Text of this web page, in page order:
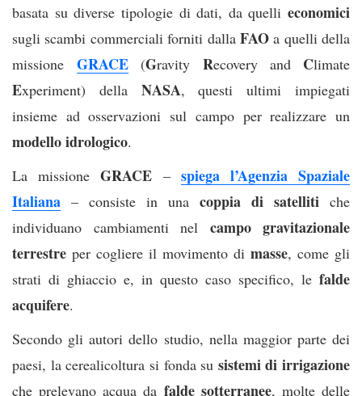
basata su diverse tipologie di dati, da quelli economici
sugli scambi commerciali forniti dalla FAOa quelli della
missione
GRACE (Gravity Recovery and Climate
Experiment) della NASA, questi ultimi impiegati
insieme ad osservazioni sul campo per realizzare un
modello idrologico.
La missione GRACE – spiega l’Agenzia Spaziale
Italiana – consiste in una coppia di satelliti che
individuano cambiamenti nel campo gravitazionale
terrestre per cogliere il movimento di masse, come gli
strati di ghiaccio e, in questo caso specifico, le falde
acquifere.
Secondo gli autori dello studio, nella maggior parte dei
paesi, la cerealicoltura si fonda su sistemi di irrigazione
che prelevano acqua da falde sotterranee, molte delle